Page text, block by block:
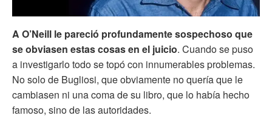
A O’Neill le pareció profundamente sospechoso que
se obviasen estas cosas en el juicio. Cuando se puso
a investigarlo todo se topó con innumerables problemas.
No solo de Bugliosi, que obviamente no quería que le
cambiasen ni una coma de su libro, que lo había hecho
famoso, sino de las autoridades.